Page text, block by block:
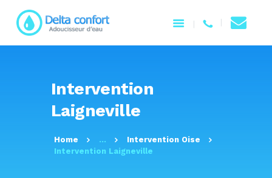
Intervention
Laigneville
Home ...
Intervention Oise
Intervention Laigneville
ACCUEIL
NOTRE ENTREPRISE
PRODUITS
CONTACTEZ-NOUS